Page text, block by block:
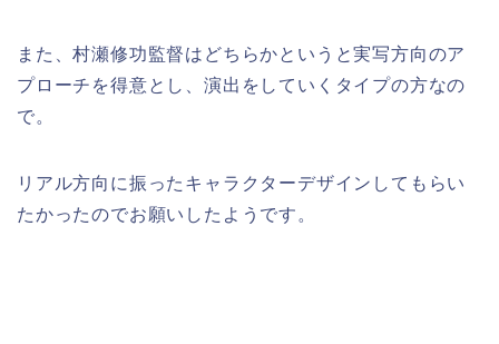
また、村瀬修功監督はどちらかというと実写方向のア
プローチを得意とし、演出をしていくタイプの方なの
で。
リアル方向に振ったキャラクターデザインしてもらい
たかったのでお願いしたようです。